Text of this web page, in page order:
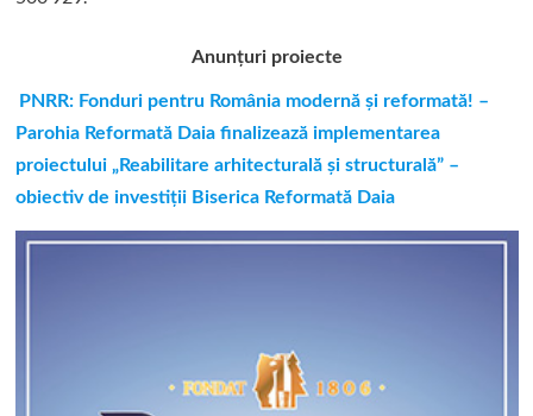
Anunțuri proiecte
PNRR: Fonduri pentru România modernă și reformată! –
Parohia Reformată Daia finalizează implementarea
proiectului „Reabilitare arhitecturală și structurală” –
obiectiv de investiții Biserica Reformată Daia